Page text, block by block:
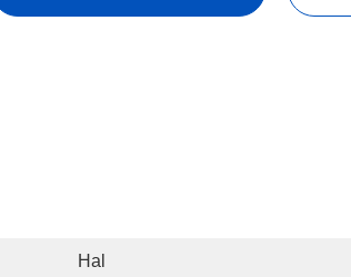
Hal